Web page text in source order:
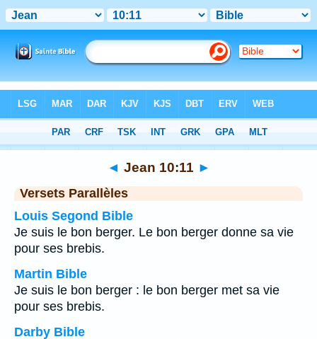
Chapitre 10> Verset 11
◄ Jean 10:11 ►
Versets Parallèles
Louis Segond Bible
Je suis le bon berger. Le bon berger donne sa vie
pour ses brebis.
Martin Bible
Je suis le bon berger : le bon berger met sa vie
pour ses brebis.
Darby Bible